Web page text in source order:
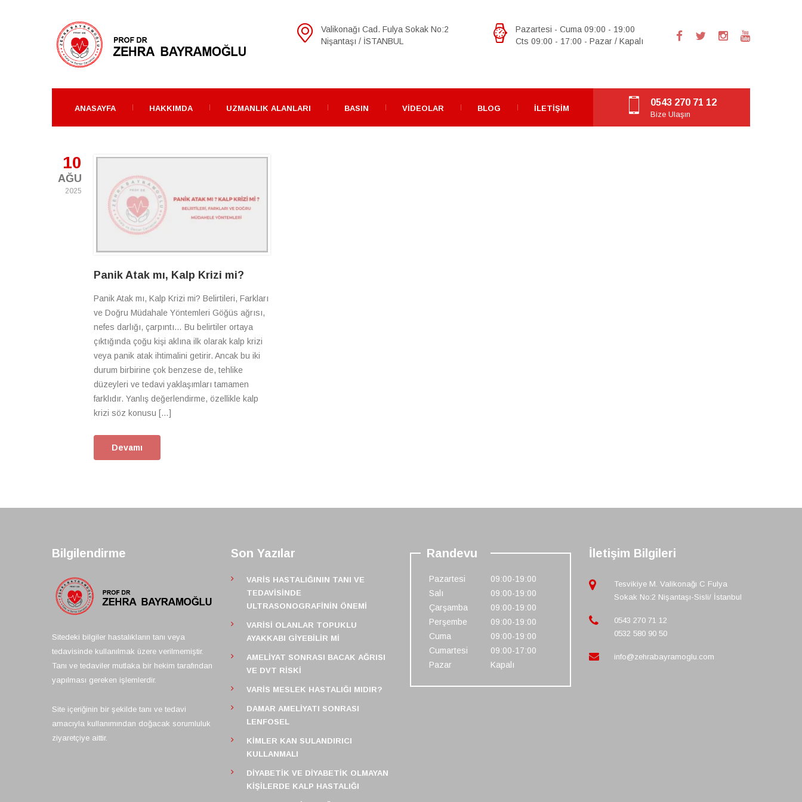
Pazartesi - Cuma 09:00 - 19:00
Cts 09:00 - 17:00 - Pazar / Kapalı
Valikonağı Cad. Fulya Sokak No:2
Nişantaşı / İSTANBUL
ANASAYFA HAKKIMDA UZMANLIK ALANLARI BASIN VIDEOLAR BLOG İLETIŞIM
0543 270 71 12
Bize Ulaşın
10
AĞU
2025
Panik Atak mı, Kalp Krizi mi?
Panik Atak mı, Kalp Krizi mi? Belirtileri, Farkları
ve Doğru Müdahale Yöntemleri Göğüs ağrısı,
nefes darlığı, çarpıntı… Bu belirtiler ortaya
çıktığında çoğu kişi aklına ilk olarak kalp krizi
veya panik atak ihtimalini getirir. Ancak bu iki
durum birbirine çok benzese de, tehlike
düzeyleri ve tedavi yaklaşımları tamamen
farklıdır. Yanlış değerlendirme, özellikle kalp
krizi söz konusu […]
Devamı
Bilgilendirme
Sitedeki bilgiler hastalıkların tanı veya
tedavisinde kullanılmak üzere verilmemiştir.
Tanı ve tedaviler mutlaka bir hekim tarafından
yapılması gereken işlemlerdir.
Site içeriğinin bir şekilde tanı ve tedavi
amacıyla kullanımından doğacak sorumluluk
ziyaretçiye aittir.
Son Yazılar
VARIS HASTALIĞININ TANI VE
TEDAVISINDE
ULTRASONOGRAFININ ÖNEMI
VARISI OLANLAR TOPUKLU
AYAKKABI GIYEBILIR MI
AMELIYAT SONRASI BACAK AĞRISI
VE DVT RISKI
VARIS MESLEK HASTALIĞI MIDIR?
DAMAR AMELIYATI SONRASI
LENFOSEL
KIMLER KAN SULANDIRICI
KULLANMALI
DIYABETIK VE DIYABETIK OLMAYAN
KIŞILERDE KALP HASTALIĞI
Randevu
Pazartesi
09:00-19:00
Salı
09:00-19:00
Çarşamba
09:00-19:00
Perşembe
09:00-19:00
Cuma
09:00-19:00
Cumartesi
09:00-17:00
Pazar
Kapalı
İletişim Bilgileri
Tesvikiye M. Valikonağı C Fulya
Sokak No:2 Nişantaşı-Sisli/ İstanbul
0543 270 71 12
0532 580 90 50
info@zehrabayramoglu.com